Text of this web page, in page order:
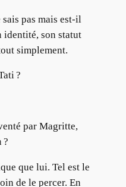
pas mais est-il
identité, son statut
simplement.
?
par Magritte,
?
que lui. Tel est le
de le percer. En